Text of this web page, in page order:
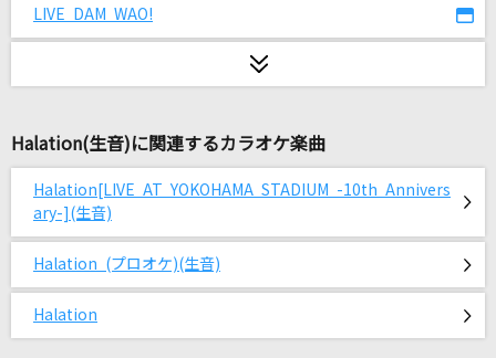
Ado
君が好きだと叫びたい
玉置浩二
残酷な夜に輝け
LIVE DAM WAO!
Halation(生音)に関連するカラオケ楽曲
Halation[LIVE AT YOKOHAMA STADIUM -10th Annivers
ary-](生音)
Halation (プロオケ)(生音)
Halation